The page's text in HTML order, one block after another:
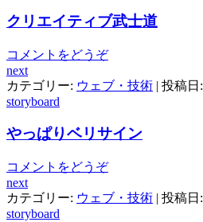
クリエイティブ武士道
コメントをどうぞ
next
カテゴリー: ウェブ・技術 | 投稿日:
storyboard
やっぱりベリサイン
コメントをどうぞ
next
カテゴリー: ウェブ・技術 | 投稿日:
storyboard